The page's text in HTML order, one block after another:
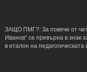
ЗАЩО ПМГ?: За повече от
Иванов” се превърна в знак
в еталон на